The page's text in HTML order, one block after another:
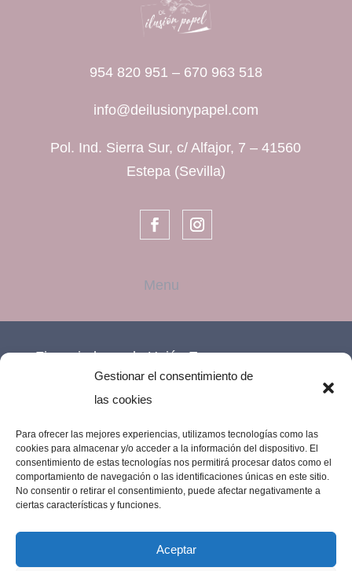
Gestionar el consentimiento de
las cookies
Para ofrecer las mejores experiencias, utilizamos tecnologías como las
cookies para almacenar y/o acceder a la información del dispositivo. El
consentimiento de estas tecnologías nos permitirá procesar datos como el
comportamiento de navegación o las identificaciones únicas en este sitio.
No consentir o retirar el consentimiento, puede afectar negativamente a
ciertas características y funciones.
Aceptar
954 820 951 – 670 963 518
info@deilusionypapel.com
Pol. Ind. Sierra Sur, c/ Alfajor, 7 – 41560
Estepa (Sevilla)
Financiado por la Unión Europea –
NextGenerationEU.